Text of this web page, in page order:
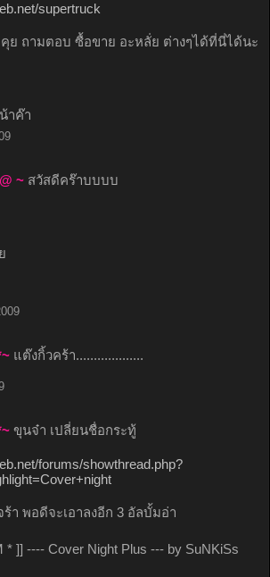
supertruck
ย ถามตอบ ซื้อขาย อะหลั่ย ต่างๆได้ที่นี่ได้นะ
าค๊า
~ สวัสดีคร๊าบบบบ
แต๊งกิ้วคร้า...................
ขุนจ๋า เปลี่ยนชื่อกระทู้
forums/showthread.php?
า พอดีจะเอาลงอีก 3 อัลบั้มอ่า
* ]] ---- Cover Night Plus --- by SuNKiSs